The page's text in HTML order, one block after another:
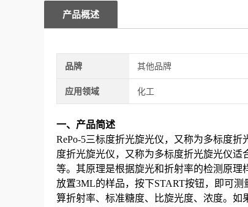
产品概述
品牌 其他品牌
应用领域 化工
一、产品简述
RePo-5三标度折光旋光仪，又称为多标度折
度折光旋光仪，又称为多标度折光旋光仪适
等。 其原理是根据旋光和折射率的检测原理
放置3ML的样品，按下START按钮，即可测
算折射率、标准糖度、比旋光度、浓度。如